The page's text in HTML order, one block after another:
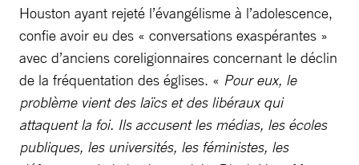
Houston ayant rejeté l’évangélisme à l’adolescence,
confie avoir eu des « conversations exaspérantes »
avec d’anciens coreligionnaires concernant le déclin
de la fréquentation des églises. « Pour eux, le
problème vient des laïcs et des libéraux qui
attaquent la foi. Ils accusent les médias, les écoles
publiques, les universités, les féministes, les